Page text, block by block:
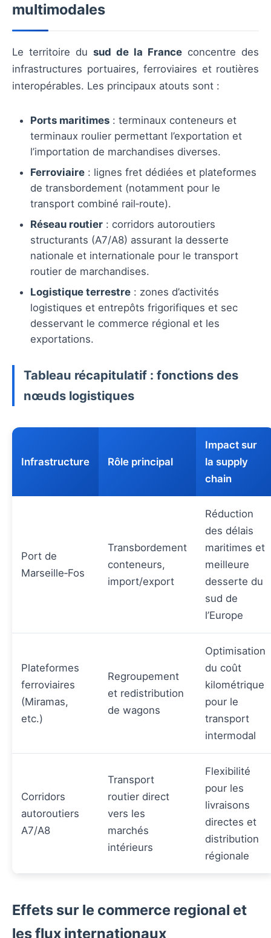
multimodales
Le territoire du sud de la France concentre des
infrastructures portuaires, ferroviaires et routières
interopérables. Les principaux atouts sont :
Ports maritimes : terminaux conteneurs et
terminaux roulier permettant l’exportation et
l’importation de marchandises diverses.
Ferroviaire : lignes fret dédiées et plateformes
de transbordement (notamment pour le
transport combiné rail‑route).
Réseau routier : corridors autoroutiers
structurants (A7/A8) assurant la desserte
nationale et internationale pour le transport
routier de marchandises.
Logistique terrestre : zones d’activités
logistiques et entrepôts frigorifiques et sec
desservant le commerce régional et les
exportations.
Tableau récapitulatif : fonctions des
nœuds logistiques
Infrastructure Rôle principal
Impact sur
la supply
chain
Port de
Marseille‑Fos
Transbordement
conteneurs,
import/export
Réduction
des délais
maritimes et
meilleure
desserte du
sud de
l’Europe
Plateformes
ferroviaires
(Miramas,
etc.)
Regroupement
et redistribution
de wagons
Optimisation
du coût
kilométrique
pour le
transport
intermodal
Corridors
autoroutiers
A7/A8
Transport
routier direct
vers les
marchés
intérieurs
Flexibilité
pour les
livraisons
directes et
distribution
régionale
Effets sur le commerce regional et
les flux internationaux